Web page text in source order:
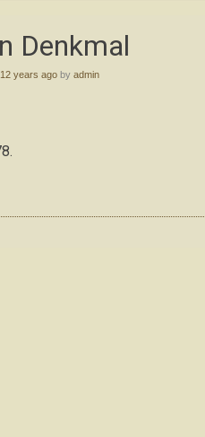
Denkmal
12 years ago by admin